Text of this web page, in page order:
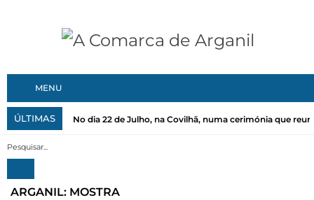
MENU
ÚLTIMAS No dia 22 de Julho, na Covilhã, numa cerimónia que
ARGANIL: MOSTRA